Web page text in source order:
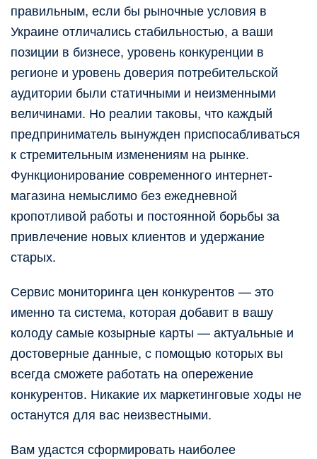
правильным, если бы рыночные условия в
Украине отличались стабильностью, а ваши
позиции в бизнесе, уровень конкуренции в
регионе и уровень доверия потребительской
аудитории были статичными и неизменными
величинами. Но реалии таковы, что каждый
предприниматель вынужден приспосабливаться
к стремительным изменениям на рынке.
Функционирование современного интернет-
магазина немыслимо без ежедневной
кропотливой работы и постоянной борьбы за
привлечение новых клиентов и удержание
старых.
Сервис мониторинга цен конкурентов — это
именно та система, которая добавит в вашу
колоду самые козырные карты — актуальные и
достоверные данные, с помощью которых вы
всегда сможете работать на опережение
конкурентов. Никакие их маркетинговые ходы не
останутся для вас неизвестными.
Вам удастся сформировать наиболее